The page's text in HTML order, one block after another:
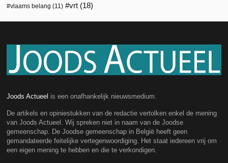
vlaams belang (11) vrt (18)
Joods Actueel is een onafhankelijk nieuwsmedium.
De artikels en opiniestukken van de redactie vertolken enkel de mening
van Joods Actueel. Wij spreken niet in naam van de Joodse
gemeenschap. De Joodse gemeenschap in België heeft geen
gemandateerde feitelijke vertegenwoordiging. Het staat iedereen vrij om
een eigen mening te hebben en die te verkondigen.